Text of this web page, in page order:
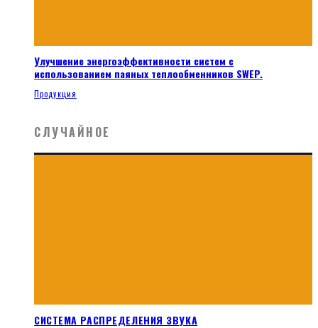
Улучшение энергоэффективности систем с
использованием паяных теплообменников SWEP.
Продукция
СЛУЧАЙНОЕ
СИСТЕМА РАСПРЕДЕЛЕНИЯ ЗВУКА